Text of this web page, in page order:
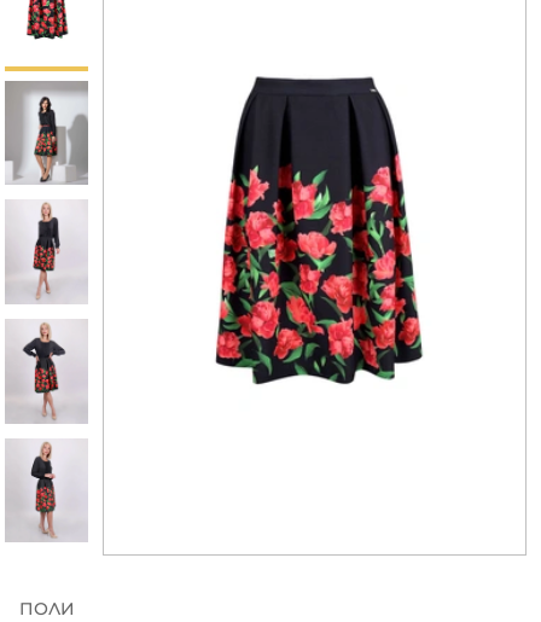
ПОЛИ